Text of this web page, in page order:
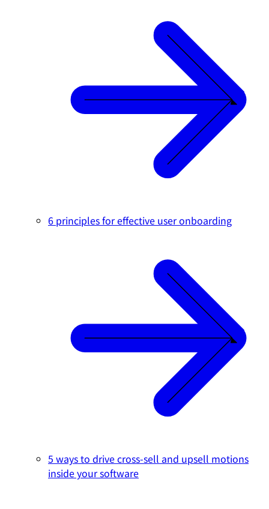
6 principles for effective user onboarding
5 ways to drive cross-sell and upsell motions
inside your software